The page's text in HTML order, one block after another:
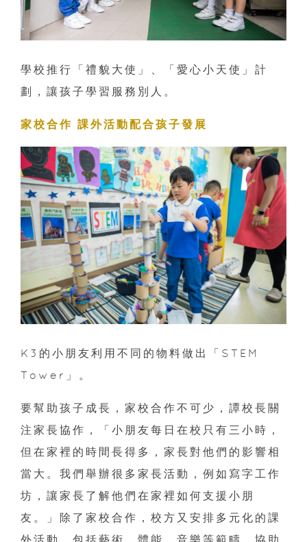
學校推行「禮貌大使」、「愛心小天使」計
劃，讓孩子學習服務別人。
家校合作 課外活動配合孩子發展
K3的小朋友利用不同的物料做出「STEM
Tower」。
要幫助孩子成長，家校合作不可少，譚校長關
注家長協作，「小朋友每日在校只有三小時，
但在家裡的時間長得多，家長對他們的影響相
當大。我們舉辦很多家長活動，例如寫字工作
坊，讓家長了解他們在家裡如何支援小朋
友。」除了家校合作，校方又安排多元化的課
外活動，包括藝術、體能、音樂等範疇，協助